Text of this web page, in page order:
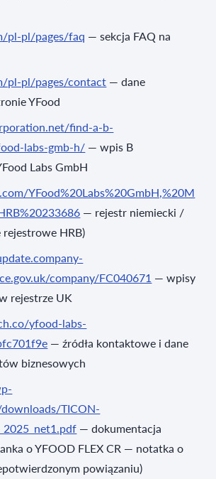
pl-pl/pages/faq — sekcja FAQ na
pl-pl/pages/contact — dane
YFood
find-a-b-
labs-gmb-h/ — wpis B
Labs GmbH
YFood%20Labs%20GmbH,%20M
— rejestr niemiecki /
HRB)
company/FC040671 — wpisy
rejestrze UK
yfood-labs-
— źródła kontaktowe i dane
biznesowych
TICON-
— dokumentacja
o YFOOD FLEX CR — notatka o
powiązaniu)